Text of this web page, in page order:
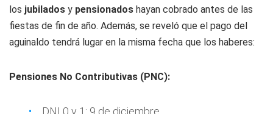
los jubilados y pensionados hayan cobrado antes de las
fiestas de fin de año. Además, se reveló que el pago del
aguinaldo tendrá lugar en la misma fecha que los haberes:
Pensiones No Contributivas (PNC):
DNI 0 y 1: 9 de diciembre